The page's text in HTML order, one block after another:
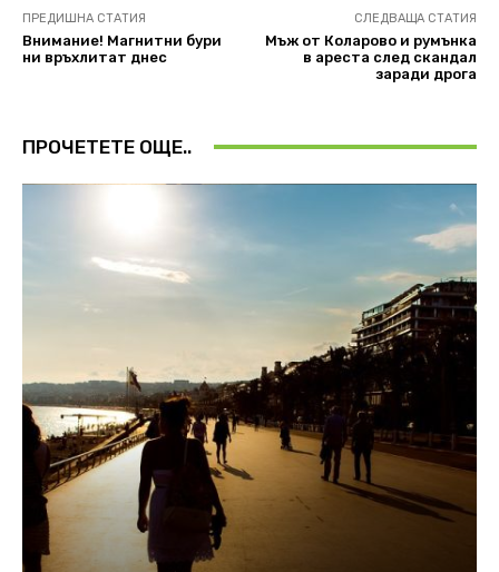
ПРЕДИШНА СТАТИЯ
Внимание! Магнитни бури
ни връхлитат днес
СЛЕДВАЩА СТАТИЯ
Мъж от Коларово и румънка
в ареста след скандал
заради дрога
ПРОЧЕТЕТЕ ОЩЕ..